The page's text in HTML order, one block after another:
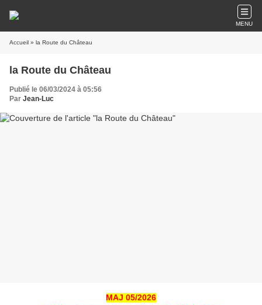
MENU
Accueil » la Route du Château
la Route du Château
Publié le 06/03/2024 à 05:56
Par Jean-Luc
MAJ 05/2026